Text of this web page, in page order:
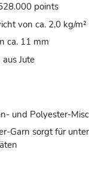
points
von ca. 2,0 kg/m²
ca. 11 mm
Jute
und Polyester-
Garn sorgt für